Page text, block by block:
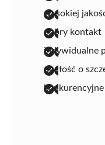
wysokiej
dobry kontakt
indywidualne
dbałość o